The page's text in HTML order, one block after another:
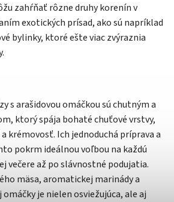
zahŕňať rôzne druhy korenín v
exotických prísad, ako sú napríklad
bylinky, ktoré ešte viac zvýraznia
s arašidovou omáčkou sú chutným a
ktorý spája bohaté chuťové vrstvy,
krémovosť. Ich jednoduchá príprava a
pokrm ideálnou voľbou na každú
večere až po slávnostné podujatia.
mäsa, aromatickej marinády a
je nielen osviežujúca, ale aj